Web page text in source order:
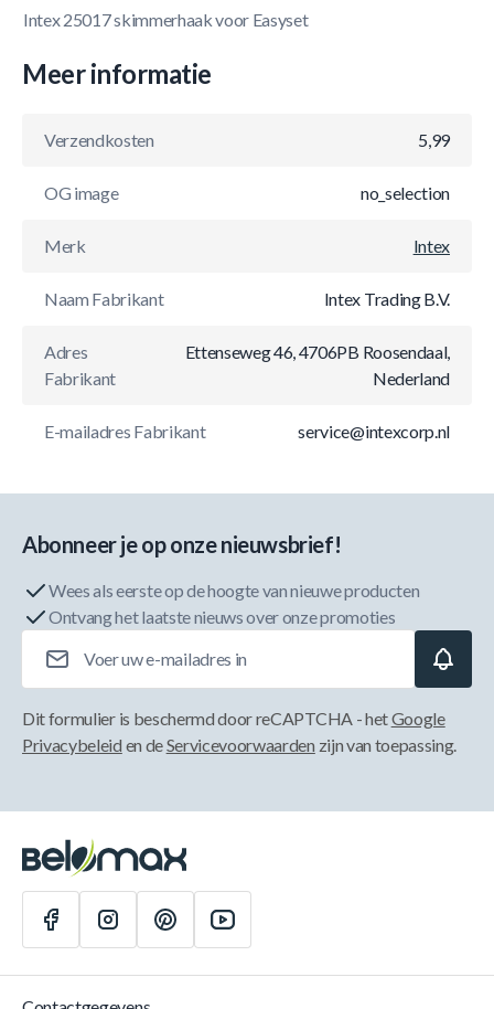
Intex 25017 skimmerhaak voor Easyset
Meer informatie
Verzendkosten 5,99
OG image no_selection
Merk Intex
Naam Fabrikant Intex Trading B.V.
Adres
Fabrikant
Ettenseweg 46, 4706PB Roosendaal,
Nederland
E-mailadres Fabrikant service@intexcorp.nl
Abonneer je op onze nieuwsbrief!
Wees als eerste op de hoogte van nieuwe producten
Ontvang het laatste nieuws over onze promoties
Dit formulier is beschermd door reCAPTCHA - hetGoogle
Privacybeleid en deServicevoorwaarden zijn van toepassing.